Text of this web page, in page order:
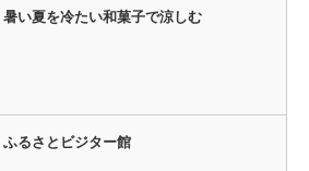
暑い夏を冷たい和菓子で涼しむ
ふるさとビジター館